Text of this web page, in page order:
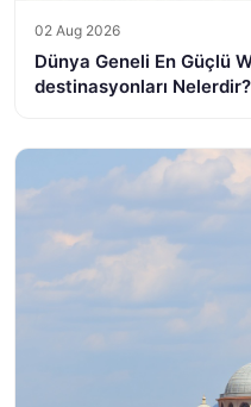
02 Aug 2026
Dünya Geneli En Güçlü
destinasyonları Nelerdir?